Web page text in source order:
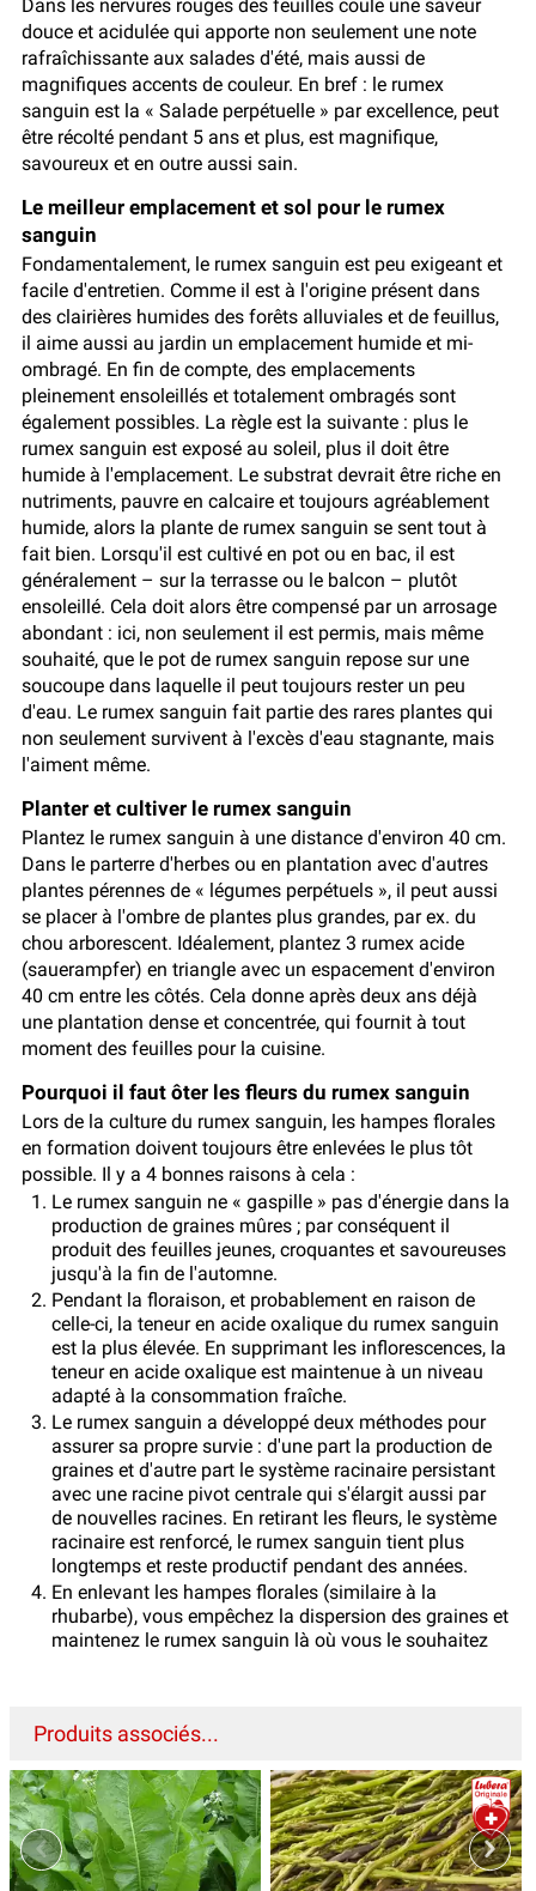
Dans les nervures rouges des feuilles coule une saveur
douce et acidulée qui apporte non seulement une note
rafraîchissante aux salades d'été, mais aussi de
magnifiques accents de couleur. En bref : le rumex
sanguin est la « Salade perpétuelle » par excellence, peut
être récolté pendant 5 ans et plus, est magnifique,
savoureux et en outre aussi sain.
Le meilleur emplacement et sol pour le rumex
sanguin
Fondamentalement, le rumex sanguin est peu exigeant et
facile d'entretien. Comme il est à l'origine présent dans
des clairières humides des forêts alluviales et de feuillus,
il aime aussi au jardin un emplacement humide et mi-
ombragé. En fin de compte, des emplacements
pleinement ensoleillés et totalement ombragés sont
également possibles. La règle est la suivante : plus le
rumex sanguin est exposé au soleil, plus il doit être
humide à l'emplacement. Le substrat devrait être riche en
nutriments, pauvre en calcaire et toujours agréablement
humide, alors la plante de rumex sanguin se sent tout à
fait bien. Lorsqu'il est cultivé en pot ou en bac, il est
généralement – sur la terrasse ou le balcon – plutôt
ensoleillé. Cela doit alors être compensé par un arrosage
abondant : ici, non seulement il est permis, mais même
souhaité, que le pot de rumex sanguin repose sur une
soucoupe dans laquelle il peut toujours rester un peu
d'eau. Le rumex sanguin fait partie des rares plantes qui
non seulement survivent à l'excès d'eau stagnante, mais
l'aiment même.
Planter et cultiver le rumex sanguin
Plantez le rumex sanguin à une distance d'environ 40 cm.
Dans le parterre d'herbes ou en plantation avec d'autres
plantes pérennes de « légumes perpétuels », il peut aussi
se placer à l'ombre de plantes plus grandes, par ex. du
chou arborescent. Idéalement, plantez 3 rumex acide
(sauerampfer) en triangle avec un espacement d'environ
40 cm entre les côtés. Cela donne après deux ans déjà
une plantation dense et concentrée, qui fournit à tout
moment des feuilles pour la cuisine.
Pourquoi il faut ôter les fleurs du rumex sanguin
Lors de la culture du rumex sanguin, les hampes florales
en formation doivent toujours être enlevées le plus tôt
possible. Il y a 4 bonnes raisons à cela :
Le rumex sanguin ne « gaspille » pas d'énergie dans la
production de graines mûres ; par conséquent il
produit des feuilles jeunes, croquantes et savoureuses
jusqu'à la fin de l'automne.
Pendant la floraison, et probablement en raison de
celle-ci, la teneur en acide oxalique du rumex sanguin
est la plus élevée. En supprimant les inflorescences, la
teneur en acide oxalique est maintenue à un niveau
adapté à la consommation fraîche.
Le rumex sanguin a développé deux méthodes pour
assurer sa propre survie : d'une part la production de
graines et d'autre part le système racinaire persistant
avec une racine pivot centrale qui s'élargit aussi par
de nouvelles racines. En retirant les fleurs, le système
racinaire est renforcé, le rumex sanguin tient plus
longtemps et reste productif pendant des années.
En enlevant les hampes florales (similaire à la
rhubarbe), vous empêchez la dispersion des graines et
maintenez le rumex sanguin là où vous le souhaitez
Produits associés...